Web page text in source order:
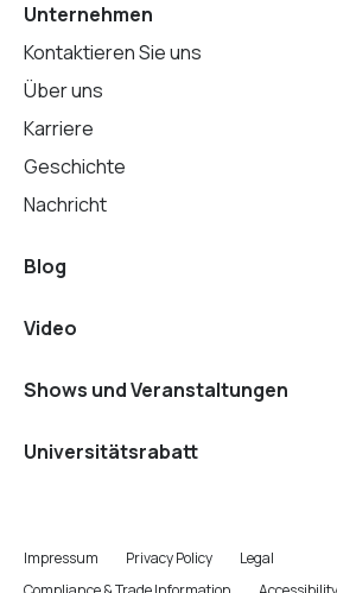
Unternehmen
Kontaktieren Sie uns
Über uns
Karriere
Geschichte
Nachricht
Blog
Video
Shows und Veranstaltungen
Universitätsrabatt
Impressum Privacy Policy
Legal